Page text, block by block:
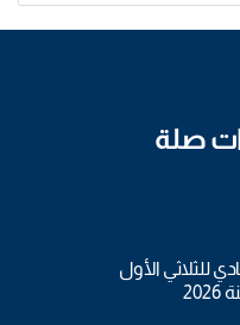
صلة
للثلاثي الأول